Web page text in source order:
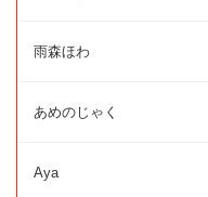
雨森ほわ
あめのじゃく
Aya